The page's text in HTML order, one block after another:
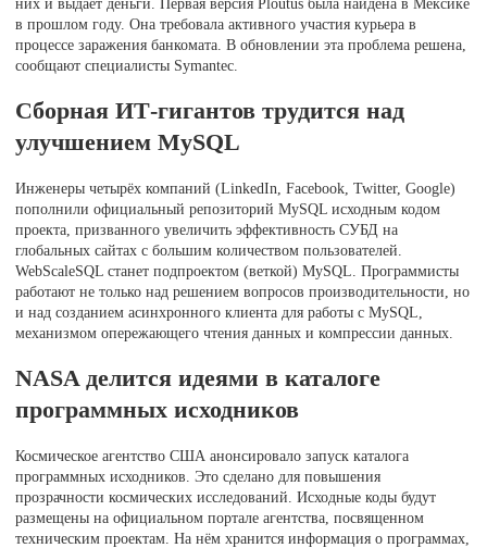
них и выдаёт деньги. Первая версия Ploutus была найдена в Мексике
в прошлом году. Она требовала активного участия курьера в
процессе заражения банкомата. В обновлении эта проблема решена,
сообщают специалисты Symantec.
Сборная ИТ-гигантов трудится над
улучшением MySQL
Инженеры четырёх компаний (LinkedIn, Facebook, Twitter, Google)
пополнили официальный репозиторий MySQL исходным кодом
проекта, призванного увеличить эффективность СУБД на
глобальных сайтах с большим количеством пользователей.
WebScaleSQL станет подпроектом (веткой) MySQL. Программисты
работают не только над решением вопросов производительности, но
и над созданием асинхронного клиента для работы с MySQL,
механизмом опережающего чтения данных и компрессии данных.
NASA делится идеями в каталоге
программных исходников
Космическое агентство США анонсировало запуск каталога
программных исходников. Это сделано для повышения
прозрачности космических исследований. Исходные коды будут
размещены на официальном портале агентства, посвященном
техническим проектам. На нём хранится информация о программах,